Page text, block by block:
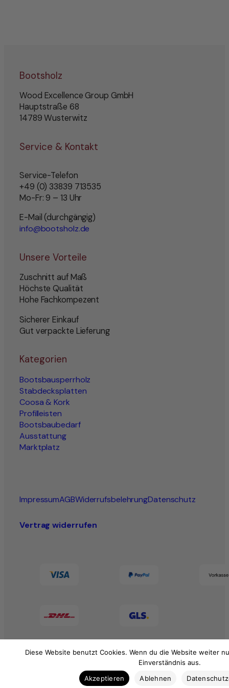
Bootsholz
Wood Excellence Group GmbH
Hauptstraße 68
14789 Wusterwitz
Service & Kontakt
Service-Telefon
+49 (0) 33839 713535
Mo-Fr: 9 – 13 Uhr
E-Mail (durchgängig)
info@bootsholz.de
Unsere Vorteile
Zuschnitt auf Maß
Höchste Qualität
Hohe Fachkompezent
Sicherer Einkauf
Gut verpackte Lieferung
Kategorien
Bootsbausperrholz
Stabdecksplatten
Coosa & Kork
Profilleisten
Bootsbaubedarf
Ausstattung
Marktplatz
ImpressumAGBWiderrufsbelehrungDatenschutz
Vertrag widerrufen
Diese Website benutzt Cookies. Wenn du die Website weiter
Einverständnis aus.
Akzeptieren
Ablehnen